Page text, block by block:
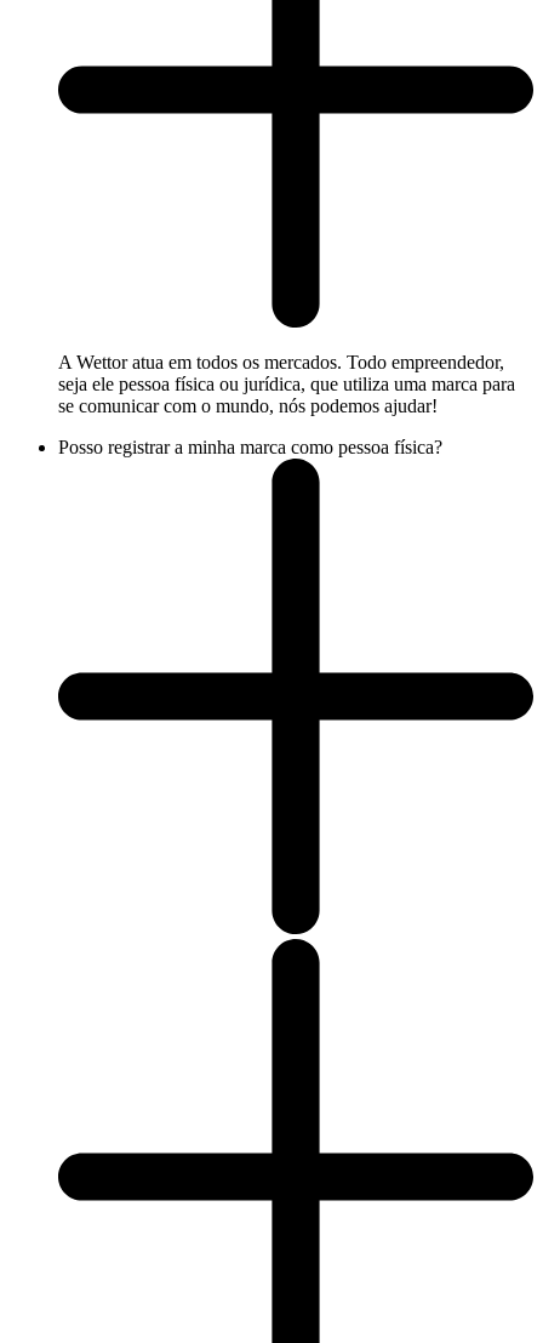
A Wettor atua em todos os mercados. Todo empreendedor,
seja ele pessoa física ou jurídica, que utiliza uma marca para
se comunicar com o mundo, nós podemos ajudar!
Posso registrar a minha marca como pessoa física?